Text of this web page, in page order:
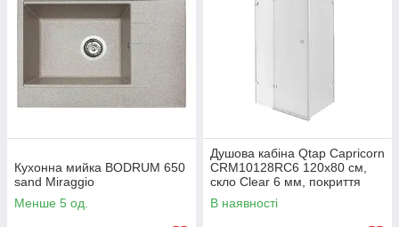
Кухонна мийка BODRUM 650
sand Miraggio
Менше 5 од.
Душова кабіна Qtap Capricorn
CRM10128RC6 120x80 см,
скло Clear 6 мм, покриття
CalcLess без піддона
В наявності